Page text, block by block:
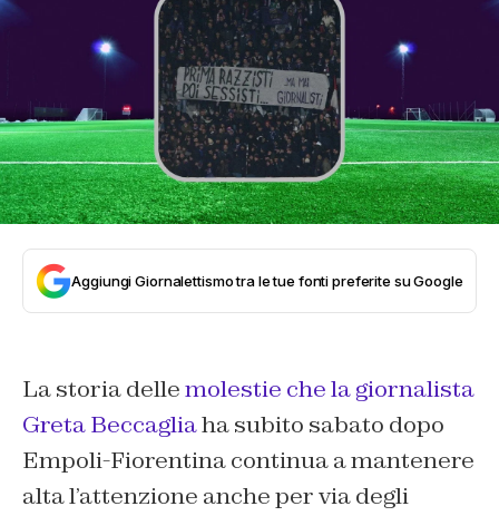
Aggiungi Giornalettismo tra le tue fonti preferite su Google
La storia dellemolestie che la giornalista
Greta Beccagliaha subito sabato dopo
Empoli-Fiorentina continua a mantenere
alta l’attenzione anche per via degli